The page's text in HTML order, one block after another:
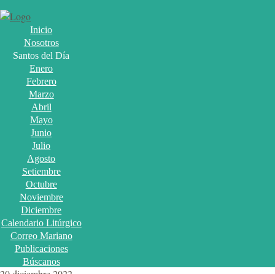
Inicio
Nosotros
Santos del Día
Enero
Febrero
Marzo
Abril
Mayo
Junio
Julio
Agosto
Setiembre
Octubre
Noviembre
Diciembre
Calendario Litúrgico
Correo Mariano
Publicaciones
Búscanos